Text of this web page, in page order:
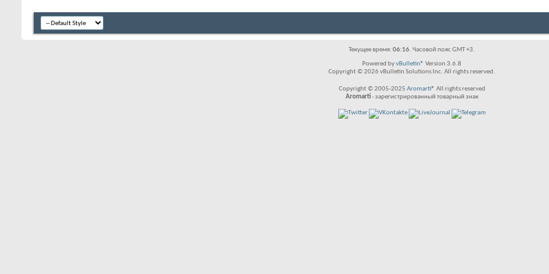
Текущее время: 06:16. Часовой пояс GMT +3.
Powered byvBulletin® Version 3.6.8
Copyright © 2026 vBulletin Solutions Inc. All rights reserved.
Copyright © 2005-2025 Aromarti® All rights reserved
Aromarti- зарегистрированный товарный знак